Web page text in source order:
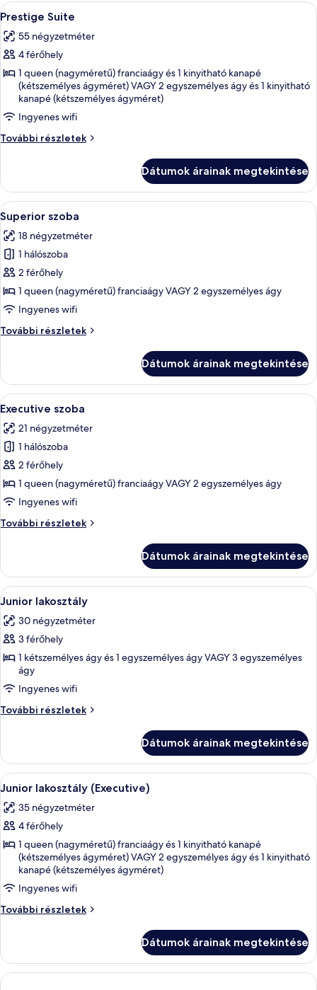
A
következő
szoba
összes
képének
megtekintése:
Prestige
Suite
Egy szállodai szoba, amelyben egy
5
Prestige Suite
55 négyzetméter
4 férőhely
1 queen (nagyméretű) franciaágy és 1 kinyitható kanapé
(kétszemélyes ágyméret) VAGY 2 egyszemélyes ágy és 1 kinyitható
kanapé (kétszemélyes ágyméret)
Ingyenes wifi
További részletek
Prestige
Dátumok árainak megtekintése
A
következő
szoba
összes
képének
megtekintése:
Superior
Egy szállodai szoba, amelyben egy
5
Superior szoba
18 négyzetméter
1 hálószoba
2 férőhely
1 queen (nagyméretű) franciaágy VAGY 2 egyszemélyes ágy
Ingyenes wifi
További részletek
Superior
Dátumok árainak megtekintése
A
következő
szoba
összes
képének
megtekintése:
Executive
Egy szállodai szoba, amelyben egy
6
Executive szoba
21 négyzetméter
1 hálószoba
2 férőhely
1 queen (nagyméretű) franciaágy VAGY 2 egyszemélyes ágy
Ingyenes wifi
További részletek
Executive
Dátumok árainak megtekintése
A
következő
szoba
összes
képének
megtekintése:
Junior
lakosztály
Egy szállodai szoba, amelyben
6
Junior lakosztály
30 négyzetméter
3 férőhely
1 kétszemélyes ágy és 1 egyszemélyes ágy VAGY 3 egyszemélyes
ágy
Ingyenes wifi
További részletek
Junior
Dátumok árainak megtekintése
A
következő
szoba
összes
képének
megtekintése:
Junior
lakosztály
(Executive)
Egy szállodai szoba, amelyben egy
5
Junior lakosztály (Executive)
35 négyzetméter
4 férőhely
1 queen (nagyméretű) franciaágy és 1 kinyitható kanapé
(kétszemélyes ágyméret) VAGY 2 egyszemélyes ágy és 1 kinyitható
kanapé (kétszemélyes ágyméret)
Ingyenes wifi
További részletek
Junior
részletei
Dátumok árainak megtekintése